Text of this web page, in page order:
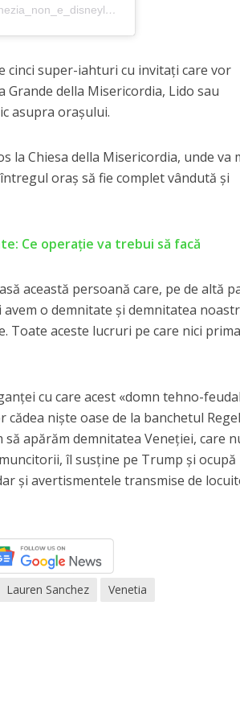
O postare distribuită de 𝐕𝐞𝐧𝐞𝐳𝐢𝐚 𝐍𝐎𝐍 𝐞̀ 𝐃𝐢𝐬𝐧𝐞𝐲𝐥𝐚𝐧𝐝 (@venezia_non_e_disneyland)
cinci super-iahturi cu invitaţi care vor
della Misericordia, Lido sau
asupra orașului.
la Chiesa della Misericordia, unde va
oraş să fie complet vândută şi
Ce operație va trebui să facă
această persoană care, pe de altă
o demnitate şi demnitatea
Toate aceste lucruri pe care nici
cu care acest «domn tehno-
cădea niște oase de la banchetul
apărăm demnitatea Veneției, care
îl susține pe Trump și ocupă
şi avertismentele transmise de
Lauren Sanchez Venetia